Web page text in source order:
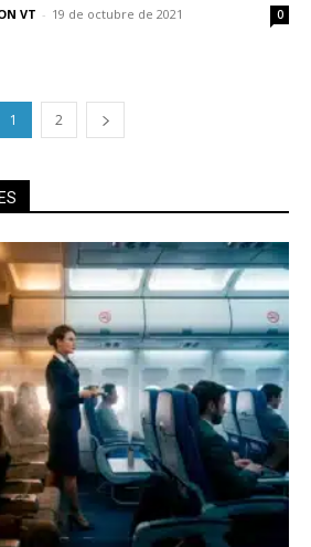
de las
noticias
VT - 19 de octubre de 2021 0
1 2